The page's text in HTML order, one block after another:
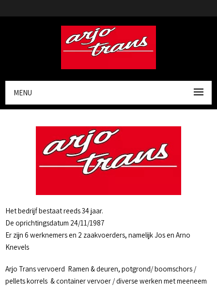
MENU
Het bedrijf bestaat reeds 34 jaar.
De oprichtingsdatum 24/11/1987
Er zijn 6 werknemers en 2 zaakvoerders, namelijk Jos en Arno
Knevels
Arjo Trans vervoerd Ramen & deuren, potgrond/ boomschors /
pellets korrels & container vervoer / diverse werken met meeneem